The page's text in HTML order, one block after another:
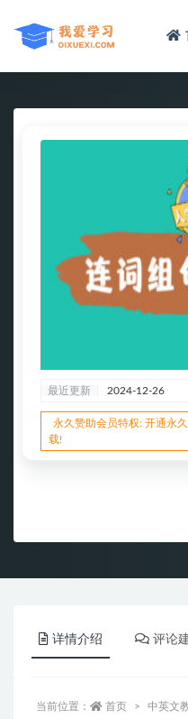
最近更新 2024-12-26
永久赞助会员特权: 开通永
载!
详情介绍 评论
当前位置： 首页 中英文